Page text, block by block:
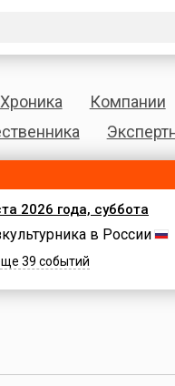
Хроника Компании
2026 года, суббота
в России
39 событий